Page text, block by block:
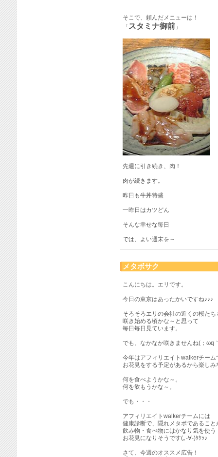
そこで、頼んだメニューは！
「 スタミナ御前 」
先週に引き続き、肉！
肉が続きます。
昨日も牛丼特盛
一昨日はカツどん
そんな幸せな毎日
では、よい週末を～
メタボサク
こんにちは。エリです。
今日の東京はあったかいですね♪♪♪
そろそろエリの会社の近くの桜たち
咲き始める頃かな～と思って
毎日毎日見ています。
でも、なかなか咲きませんね(；ωq
今年はアフィリエイトwalkerチーム
お花見をする予定があるから楽し
何を食べようかな～。
何を飲もうかな～。
でも・・・
アフィリエイトwalkerチームには
健康診断で、隠れメタボであるこ
飲み物・食べ物にはかなり気を使う
お花見になりそうです(｡-∀-)ｹｹｯ♪
さて、今週のオススメ広告！